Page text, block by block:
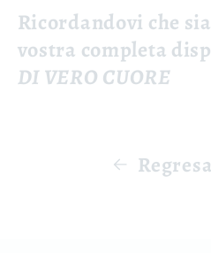
Ricordandovi che
vostra completa
DI VERO CUORE